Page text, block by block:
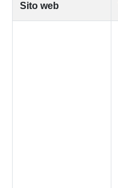
Sito web